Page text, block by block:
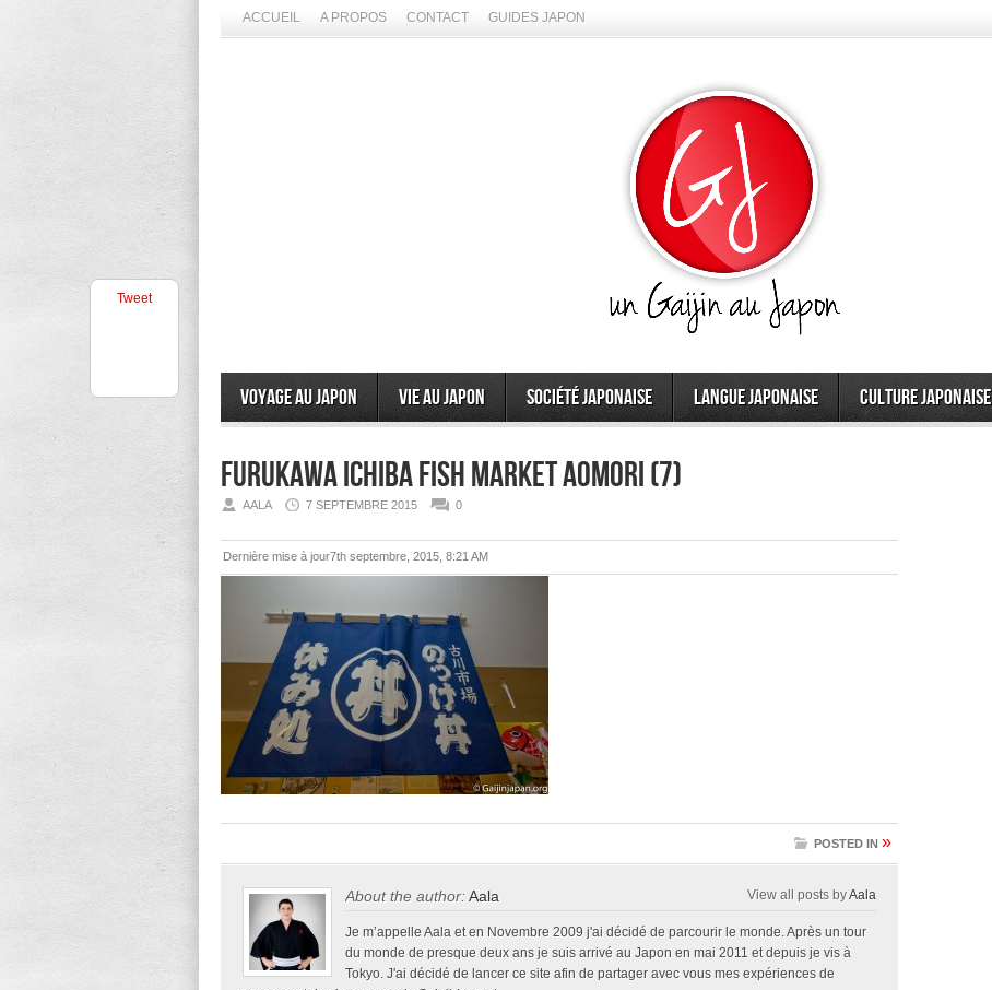
ACCUEIL A PROPOS CONTACT GUIDES JAPON
Voyage au Japon Vie au Japon Société japonaise Langue japonaise Culture japonaise
Furukawa Ichiba Fish Market Aomori (7)
AALA 7 SEPTEMBRE 2015 0
Dernière mise à jour7th septembre, 2015, 8:21 AM
Tweet
POSTED IN »
About the author:Aala View all posts byAala
Je m’appelle Aala et en Novembre 2009 j'ai décidé de parcourir le monde. Après un tour
du monde de presque deux ans je suis arrivé au Japon en mai 2011 et depuis je vis à
Tokyo. J'ai décidé de lancer ce site afin de partager avec vous mes expériences de